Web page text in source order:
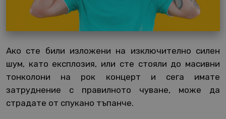
Ако сте били изложени на изключително силен
шум, като експлозия, или сте стояли до масивни
тонколони на рок концерт и сега имате
затруднение с правилното чуване, може да
страдате от спукано тъпанче.